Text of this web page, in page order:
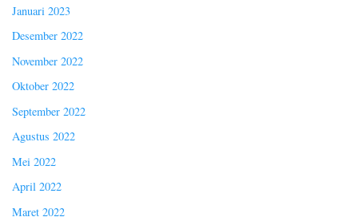
Januari 2023
Desember 2022
November 2022
Oktober 2022
September 2022
Agustus 2022
Mei 2022
April 2022
Maret 2022